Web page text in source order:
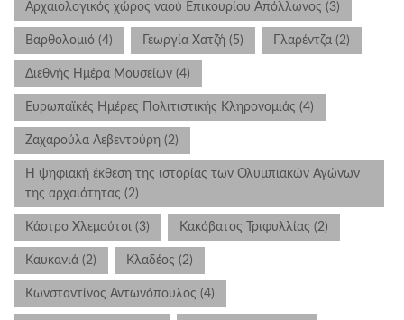
Αρχαιολογικός χώρος ναού Eπικουρίου Απόλλωνος (3)
Βαρθολομιό (4) Γεωργία Χατζή (5) Γλαρέντζα (2)
Διεθνής Ημέρα Μουσείων (4)
Ευρωπαϊκές Ημέρες Πολιτιστικής Κληρονομιάς (4)
Ζαχαρούλα Λεβεντούρη (2)
Η ψηφιακή έκθεση της ιστορίας των Ολυμπιακών Αγώνων
της αρχαιότητας (2)
Κάστρο Χλεμούτσι (3) Κακόβατος Τριφυλλίας (2)
Καυκανιά (2) Κλαδέος (2)
Κωνσταντίνος Αντωνόπουλος (4)